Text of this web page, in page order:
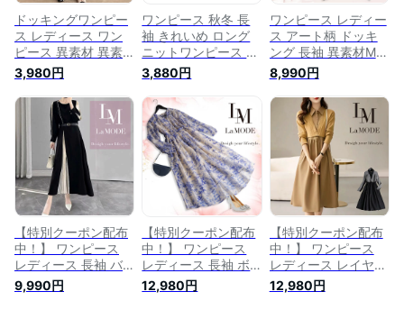
ドッキングワンピー
ス レディース ワン
ピース 異素材 異素
材MIX 秋冬 長袖 き
れいめ ニットワンピ
ース プリーツ ドッ
キング プリーツワン
ピース ニットワンピ
ミモレ ロング ゆっ
たり オフィス 着回
し カジュアル 20代
30代 40代 50代 春
秋 冬
3,980円
ワンピース 秋冬 長
袖 きれいめ ロング
ニットワンピース 切
り替え ドッキングワ
ンピース バイカラー
ドッキング 重ね着風
異素材 異素材MIX ド
ッキング おしゃれ
女性らしい ミモレ
大人 オフィスカジュ
アル 20代 30代 40
代 50代 秋 冬
3,880円
ワンピース レディー
ス アート柄 ドッキ
ング 長袖 異素材MIX
ドッキングワンピー
ス 幾何学柄 ロング
きれいめ 20代 30代
40代 50代 60代 夏
[NO.12-82-
1033aaw](8011)
8,990円
【特別クーポン配布
中！】 ワンピース
レディース 長袖 バ
イカラー 配色 アシ
ンメトリー プリーツ
9,990円
【特別クーポン配布
中！】 ワンピース
レディース 長袖 ボ
タニカル柄 花柄 イ
ンナー付き ミモレ
12,980円
【特別クーポン配布
中！】 ワンピース
レディース レイヤー
ド風 ニット 長袖 異
素材 異素材MIX レイ
12,980円